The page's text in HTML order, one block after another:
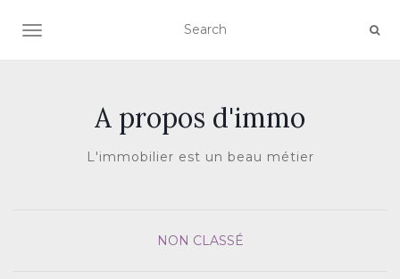
AFFICHER/MASQUER LA NAVIGATION
A propos d'immo
L'immobilier est un beau métier
NON CLASSÉ